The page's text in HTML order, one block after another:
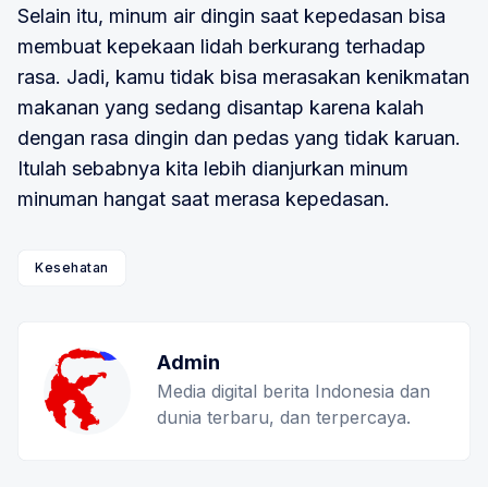
Selain itu, minum air dingin saat kepedasan bisa
membuat kepekaan lidah berkurang terhadap
rasa. Jadi, kamu tidak bisa merasakan kenikmatan
makanan yang sedang disantap karena kalah
dengan rasa dingin dan pedas yang tidak karuan.
Itulah sebabnya kita lebih dianjurkan minum
minuman hangat saat merasa kepedasan.
Kesehatan
Admin
Media digital berita Indonesia dan
dunia terbaru, dan terpercaya.